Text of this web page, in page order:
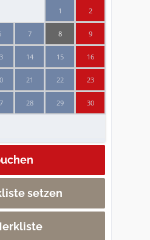
1 2
7 8 9
14 15 16
21 22 23
28 29 30
setzen